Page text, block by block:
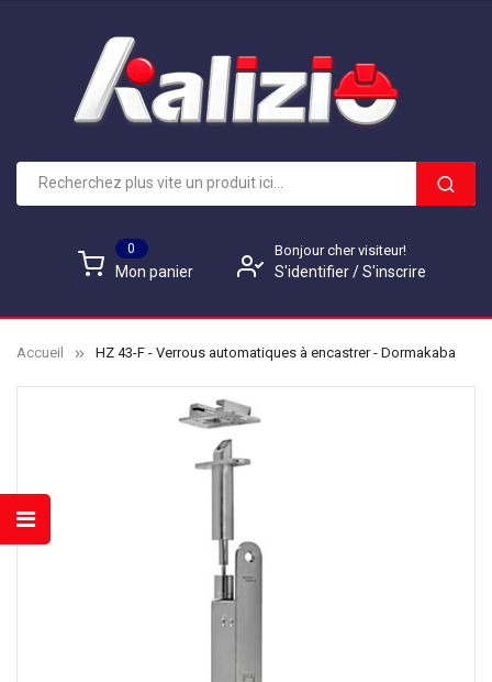
0
Mon panier
Bonjour cher visiteur!
S'identifier/ S'inscrire
Accueil HZ 43-F - Verrous automatiques à encastrer - Dormakaba